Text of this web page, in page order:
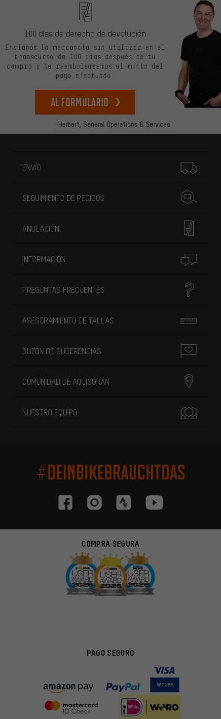
Herbert, General Operations & Services
100 días de derecho de devolución
Envíanos la mercancía sin utilizar en el
transcurso de 100 días después de tu
compra y te reembolsaremos el monto del
pago efectuado.
Al formulario
ENVÍO
SEGUIMIENTO DE PEDIDOS
ANULACIÓN
INFORMACIÓN
PREGUNTAS FRECUENTES
ASESORAMIENTO DE TALLAS
BUZÓN DE SUGERENCIAS
COMUNIDAD DE AQUISGRÁN
NUESTRO EQUIPO
#DEINBIKEBRAUCHTDAS
COMPRA SEGURA
PAGO SEGURO